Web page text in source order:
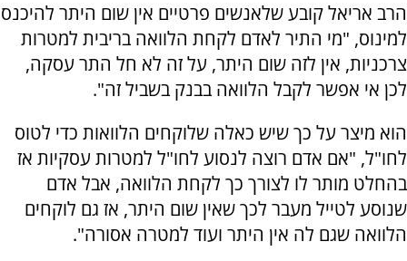
הרב אריאל קובע שלאנשים פרטיים אין שום היתר להיכנס
למינוס, "מי התיר לאדם לקחת הלוואה בריבית למטרות
צרכניות, אין לזה שום היתר, על זה לא חל התר עסקה,
לכן אי אפשר לקבל הלוואה בבנק בשביל זה".
הוא מיצר על כך שיש כאלה שלוקחים הלוואות כדי לטוס
לחו"ל, "אם אדם רוצה לנסוע לחו"ל למטרות עסקיות אז
בהחלט מותר לו לצורך כך לקחת הלוואה, אבל אדם
שנוסע לטייל מעבר לכך שאין שום היתר, אז גם לוקחים
הלוואה שגם לה אין היתר ועוד למטרה אסורה".